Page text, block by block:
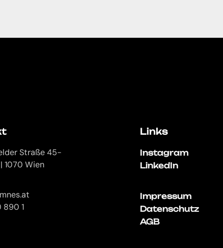
Straße 45-
1070 Wien
890 1
Links
Instagram
LinkedIn
Impressum
Datenschutz
AGB